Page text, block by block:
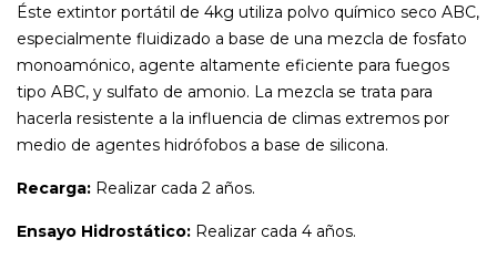
Éste extintor portátil de 4kg utiliza polvo químico seco ABC,
especialmente fluidizado a base de una mezcla de fosfato
monoamónico, agente altamente eficiente para fuegos
tipo ABC, y sulfato de amonio. La mezcla se trata para
hacerla resistente a la influencia de climas extremos por
medio de agentes hidrófobos a base de silicona.
Recarga: Realizar cada 2 años.
Ensayo Hidrostático: Realizar cada 4 años.